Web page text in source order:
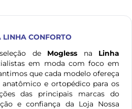
LINHA CONFORTO
de Mogless na Linha
em moda com foco em
que cada modelo ofereça
e ortopédico para os
das principais marcas do
e confiança da Loja Nossa